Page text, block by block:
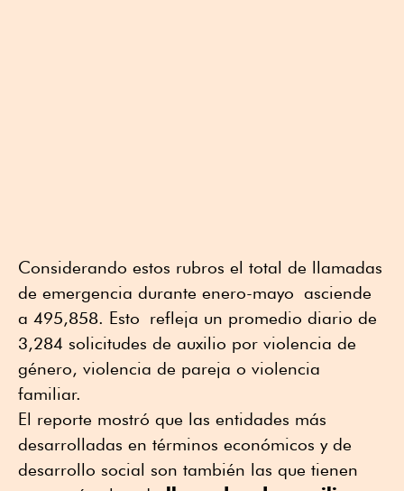
Considerando estos rubros el total de llamadas
de emergencia durante enero-mayo asciende
a 495,858. Esto refleja un promedio diario de
3,284 solicitudes de auxilio por violencia de
género, violencia de pareja o violencia
familiar.
El reporte mostró que las entidades más
desarrolladas en términos económicos y de
desarrollo social son también las que tienen